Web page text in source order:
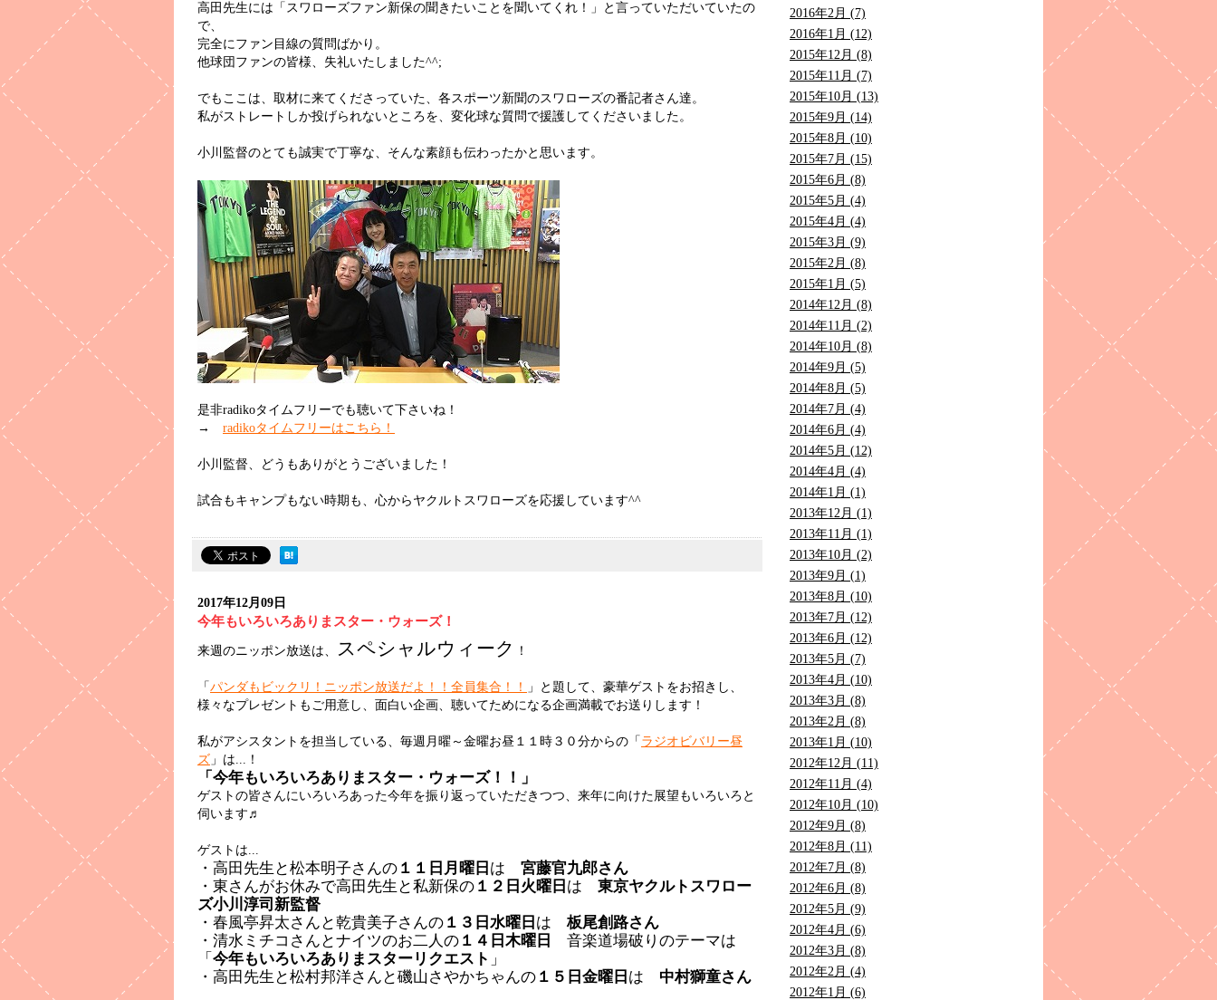
高田先生には「スワローズファン新保の聞きたいことを聞いてくれ！」と言っていただいていたの
で、
完全にファン目線の質問ばかり。
他球団ファンの皆様、失礼いたしました^^;
でもここは、取材に来てくださっていた、各スポーツ新聞のスワローズの番記者さん達。
私がストレートしか投げられないところを、変化球な質問で援護してくださいました。
小川監督のとても誠実で丁寧な、そんな素顔も伝わったかと思います。
是非radikoタイムフリーでも聴いて下さいね！
→ radikoタイムフリーはこちら！
小川監督、どうもありがとうございました！
試合もキャンプもない時期も、心からヤクルトスワローズを応援しています^^
2017年12月09日
今年もいろいろありまスター・ウォーズ！
来週のニッポン放送は、 スペシャルウィーク ！
「 パンダもビックリ！ニッポン放送だよ！！全員集合！！
」と題して、豪華ゲストをお招きし、
様々なプレゼントもご用意し、面白い企画、聴いてためになる企画満載でお送りします！
私がアシスタントを担当している、毎週月曜～金曜お昼１１時３０分からの「 ラジオビバリー昼
ズ 」は...！
「今年もいろいろありまスター・ウォーズ！！」
ゲストの皆さんにいろいろあった今年を振り返っていただきつつ、来年に向けた展望もいろいろと
伺います♬
ゲストは...
・高田先生と松本明子さんの １１日月曜日 は 宮藤官九郎さん
・東さんがお休みで高田先生と私新保の １２日火曜日 は 東京ヤクルトスワロー
ズ小川淳司新監督
・春風亭昇太さんと乾貴美子さんの １３日水曜日 は 板尾創路さん
・清水ミチコさんとナイツのお二人の １４日木曜日
音楽道場破りのテーマは
「 今年もいろいろありまスターリクエスト 」
・高田先生と松村邦洋さんと磯山さやかちゃんの １５日金曜日 は 中村獅童さん
2016年2月 (7)
2016年1月 (12)
2015年12月 (8)
2015年11月 (7)
2015年10月 (13)
2015年9月 (14)
2015年8月 (10)
2015年7月 (15)
2015年6月 (8)
2015年5月 (4)
2015年4月 (4)
2015年3月 (9)
2015年2月 (8)
2015年1月 (5)
2014年12月 (8)
2014年11月 (2)
2014年10月 (8)
2014年9月 (5)
2014年8月 (5)
2014年7月 (4)
2014年6月 (4)
2014年5月 (12)
2014年4月 (4)
2014年1月 (1)
2013年12月 (1)
2013年11月 (1)
2013年10月 (2)
2013年9月 (1)
2013年8月 (10)
2013年7月 (12)
2013年6月 (12)
2013年5月 (7)
2013年4月 (10)
2013年3月 (8)
2013年2月 (8)
2013年1月 (10)
2012年12月 (11)
2012年11月 (4)
2012年10月 (10)
2012年9月 (8)
2012年8月 (11)
2012年7月 (8)
2012年6月 (8)
2012年5月 (9)
2012年4月 (6)
2012年3月 (8)
2012年2月 (4)
2012年1月 (6)